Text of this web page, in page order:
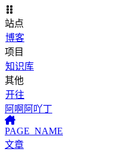
站点
博客
项目
知识库
其他
开往
阿啊阿吖丁
PAGE_NAME
文章